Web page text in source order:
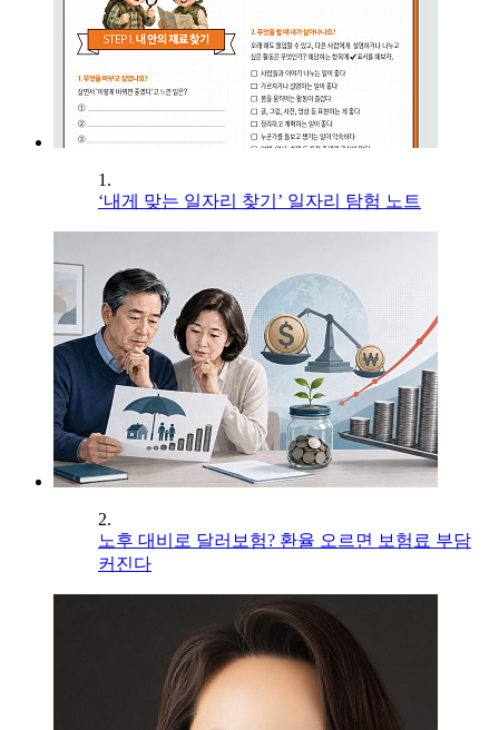
1.
‘내게 맞는 일자리 찾기’ 일자리 탐험 노트
2.
노후 대비로 달러보험? 환율 오르면 보험료 부담
커진다